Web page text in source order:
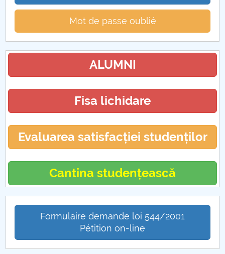
Mot de passe oublié
ALUMNI
Fisa lichidare
Evaluarea satisfacției studenților
Cantina studențească
Formulaire demande loi 544/2001
Pétition on-line